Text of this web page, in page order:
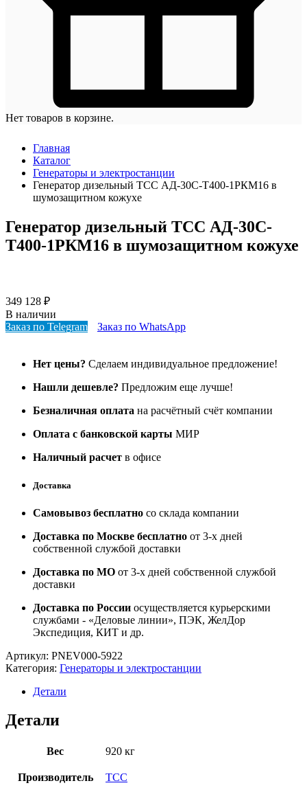
Нет товаров в корзине.
Главная
Каталог
Генераторы и электростанции
Генератор дизельный ТСС АД-30С-Т400-1РКМ16 в
шумозащитном кожухе
Генератор дизельный ТСС АД-30С-
Т400-1РКМ16 в шумозащитном кожухе
349 128 ₽
В наличии
Заказ по Telegram
Заказ по WhatsApp
Нет цены? Сделаем индивидуальное предложение!
Нашли дешевле? Предложим еще лучше!
Безналичная оплата на расчётный счёт компании
Оплата с банковской карты МИР
Наличный расчет в офисе
Доставка
Самовывоз бесплатно со склада компании
Доставка по Москве бесплатно от 3-х дней
собственной службой доставки
Доставка по МО от 3-х дней собственной службой
доставки
Доставка по России осуществляется курьерскими
службами - «Деловые линии», ПЭК, ЖелДор
Экспедиция, КИТ и др.
Артикул: PNEV000-5922
Категория: Генераторы и электростанции
Детали
Детали
Вес 920 кг
Производитель ТСС